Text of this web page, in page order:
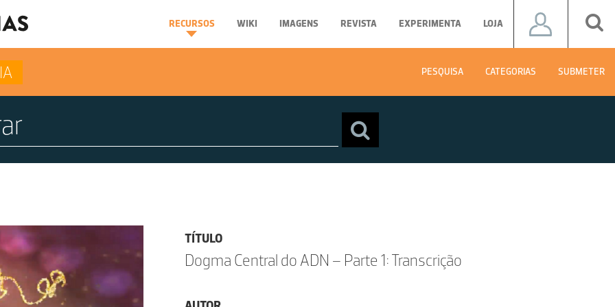
RECURSOS WIKI IMAGENS REVISTA EXPERIMENTA LOJA
PESQUISA CATEGORIAS SUBMETER
TÍTULO
Dogma Central do ADN – Parte 1: Transcrição